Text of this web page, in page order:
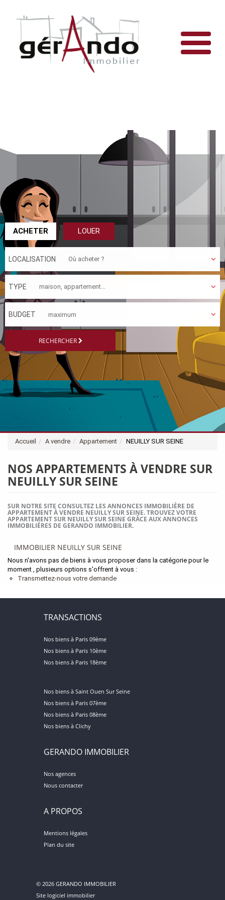
ACHETER LOUER
LOCALISATION
TYPE
BUDGET
RECHERCHER
Accueil A vendre Appartement NEUILLY SUR SEINE
NOS APPARTEMENTS À VENDRE SUR
NEUILLY SUR SEINE
SUR NOTRE SITE CONSULTEZ LES ANNONCES IMMOBILIÈRE DE
APPARTEMENT À VENDRE NEUILLY SUR SEINE. TROUVEZ VOTRE
APPARTEMENT SUR NEUILLY SUR SEINE GRÂCE AUX ANNONCES
IMMOBILIÈRES DE GERANDO IMMOBILIER.
IMMOBILIER NEUILLY SUR SEINE
Nous n'avons pas de biens à vous proposer dans la catégorie pour le
moment , plusieurs options s'offrent à vous :
Transmettez-nous votre demande
TRANSACTIONS
Nos biens à Paris 09ème
Nos biens à Paris 10ème
Nos biens à Paris 18ème
Nos biens à Saint Ouen Sur Seine
Nos biens à Paris 07ème
Nos biens à Paris 08ème
Nos biens à Clichy
GERANDO IMMOBILIER
Nos agences
Nous contacter
A PROPOS
Mentions légales
Plan du site
© 2026 GERANDO IMMOBILIER
Site logiciel immobilier